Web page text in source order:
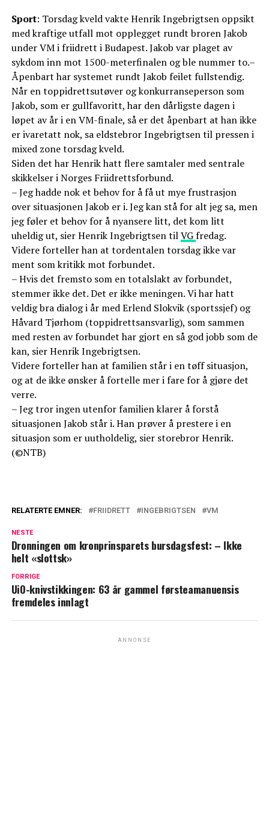
Sport: Torsdag kveld vakte Henrik Ingebrigtsen oppsikt
med kraftige utfall mot opplegget rundt broren Jakob
under VM i friidrett i Budapest. Jakob var plaget av
sykdom inn mot 1500-meterfinalen og ble nummer to.–
Åpenbart har systemet rundt Jakob feilet fullstendig.
Når en toppidrettsutøver og konkurranseperson som
Jakob, som er gullfavoritt, har den dårligste dagen i
løpet av år i en VM-finale, så er det åpenbart at han ikke
er ivaretatt nok, sa eldstebror Ingebrigtsen til pressen i
mixed zone torsdag kveld.
Siden det har Henrik hatt flere samtaler med sentrale
skikkelser i Norges Friidrettsforbund.
– Jeg hadde nok et behov for å få ut mye frustrasjon
over situasjonen Jakob er i. Jeg kan stå for alt jeg sa, men
jeg føler et behov for å nyansere litt, det kom litt
uheldig ut, sier Henrik Ingebrigtsen tilVGfredag.
Videre forteller han at tordentalen torsdag ikke var
ment som kritikk mot forbundet.
– Hvis det fremsto som en totalslakt av forbundet,
stemmer ikke det. Det er ikke meningen. Vi har hatt
veldig bra dialog i år med Erlend Slokvik (sportssjef) og
Håvard Tjørhom (toppidrettsansvarlig), som sammen
med resten av forbundet har gjort en så god jobb som de
kan, sier Henrik Ingebrigtsen.
Videre forteller han at familien står i en tøff situasjon,
og at de ikke ønsker å fortelle mer i fare for å gjøre det
verre.
– Jeg tror ingen utenfor familien klarer å forstå
situasjonen Jakob står i. Han prøver å prestere i en
situasjon som er uutholdelig, sier storebror Henrik.
(©NTB)
RELATERTE EMNER: FRIIDRETT INGEBRIGTSEN VM
NESTE
Dronningen om kronprinsparets bursdagsfest: – Ikke
helt «slottsk»
FORRIGE
UiO-knivstikkingen: 63 år gammel førsteamanuensis
fremdeles innlagt
ANNONSE